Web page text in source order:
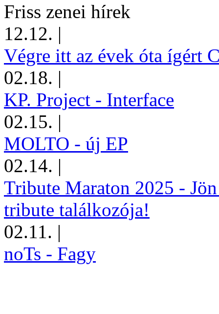
Friss zenei hírek
12.12. |
Végre itt az évek óta ígért
02.18. |
KP. Project - Interface
02.15. |
MOLTO - új EP
02.14. |
Tribute Maraton 2025 -
tribute találkozója!
02.11. |
noTs - Fagy